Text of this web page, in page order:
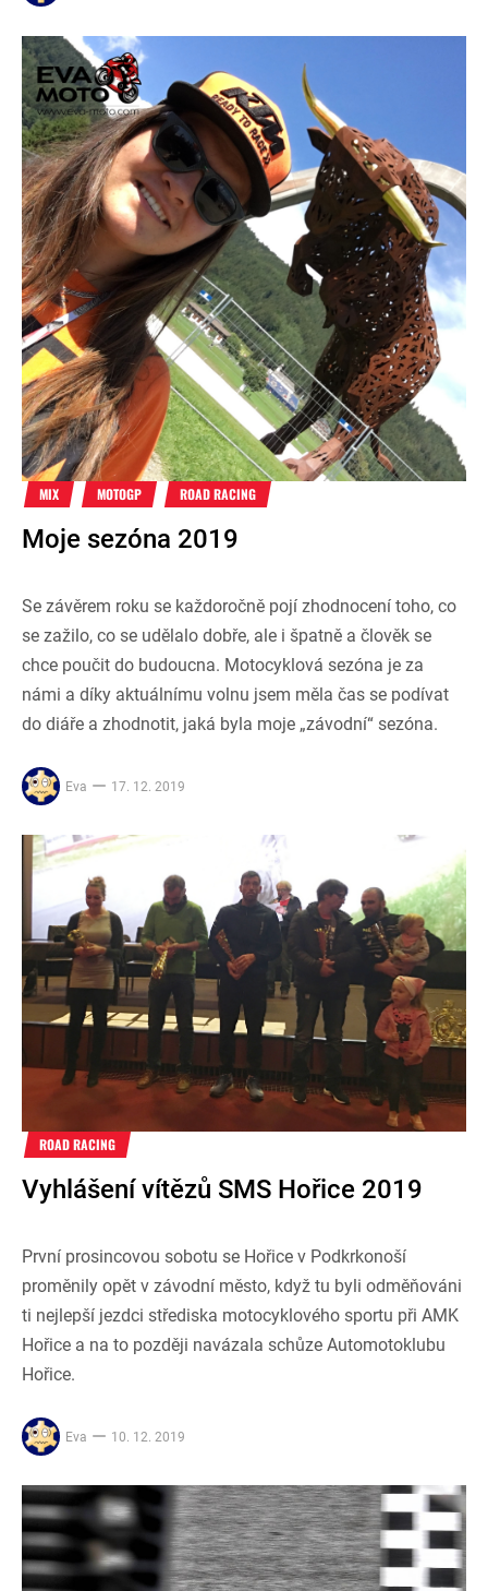
MIX MOTOGP ROAD RACING
Moje sezóna 2019
Se závěrem roku se každoročně pojí zhodnocení toho, co
se zažilo, co se udělalo dobře, ale i špatně a člověk se
chce poučit do budoucna. Motocyklová sezóna je za
námi a díky aktuálnímu volnu jsem měla čas se podívat
do diáře a zhodnotit, jaká byla moje „závodní“ sezóna.
Eva 17. 12. 2019
ROAD RACING
Vyhlášení vítězů SMS Hořice 2019
První prosincovou sobotu se Hořice v Podkrkonoší
proměnily opět v závodní město, když tu byli odměňováni
ti nejlepší jezdci střediska motocyklového sportu při AMK
Hořice a na to později navázala schůze Automotoklubu
Hořice.
Eva 10. 12. 2019